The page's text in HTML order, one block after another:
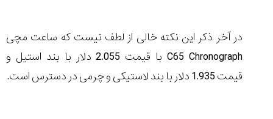
در آخر ذکر این نکته خالی از لطف نیست که ساعت مچی
C65 Chronograph
با قیمت 2.055 دلار با بند استیل و
قیمت 1.935 دلار با بند لاستیکی و چرمی در دسترس است.